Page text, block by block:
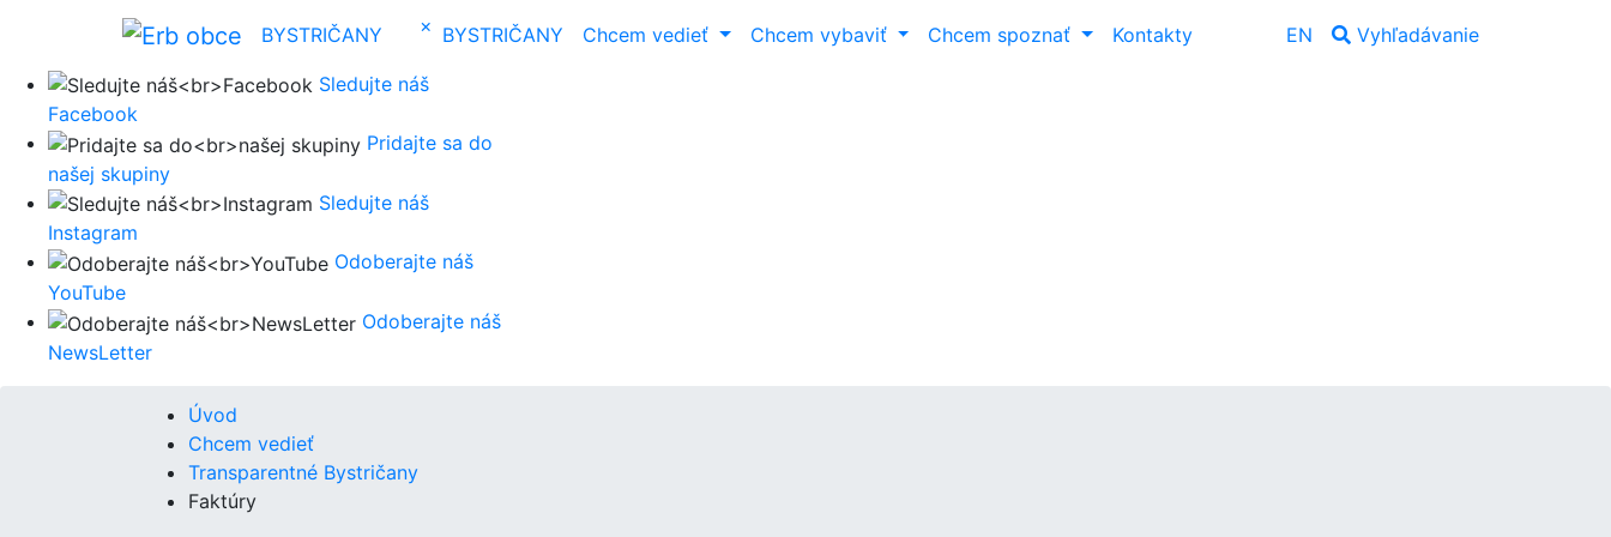
BYSTRIČANY × BYSTRIČANY Chcem vedieť Chcem vybaviť Chcem spoznať Kontakty EN Vyhľadávanie
Sledujte náš
Facebook
Pridajte sa do
našej skupiny
Sledujte náš
Instagram
Odoberajte náš
YouTube
Odoberajte náš
NewsLetter
Úvod
Chcem vedieť
Transparentné Bystričany
Faktúry